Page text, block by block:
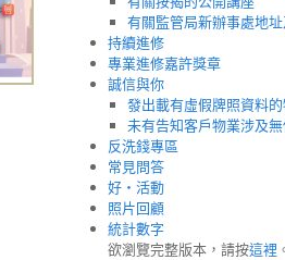
有關監管局新辦事處地
持續進修
專業進修嘉許獎章
誠信與你
發出載有虛假牌照資料
未有告知客戶物業涉及
反洗錢專區
常見問答
好‧活動
照片回顧
統計數字
欲瀏覽完整版本，請按這裡